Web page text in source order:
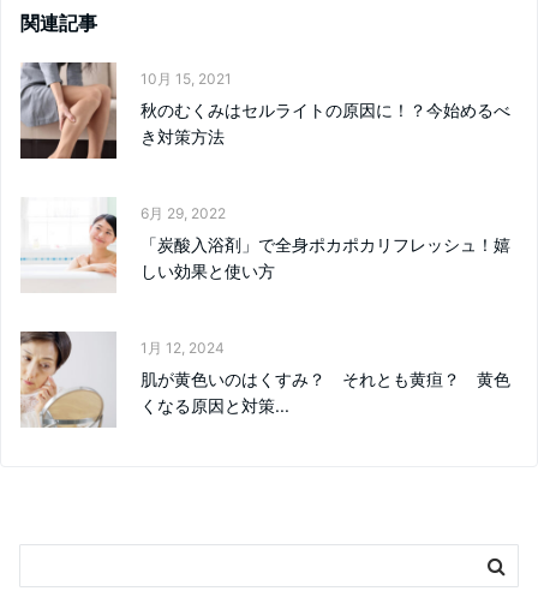
関連記事
10月 15, 2021
秋のむくみはセルライトの原因に！？今始めるべ
き対策方法
6月 29, 2022
「炭酸入浴剤」で全身ポカポカリフレッシュ！嬉
しい効果と使い方
1月 12, 2024
肌が黄色いのはくすみ？ それとも黄疸？ 黄色
くなる原因と対策...